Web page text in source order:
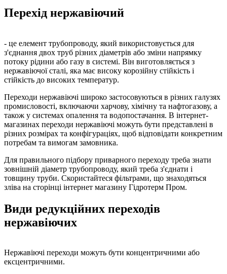
Перехід нержавіючий
- це елемент трубопроводу, який використовується для
з'єднання двох труб різних діаметрів або зміни напрямку
потоку рідини або газу в системі. Він виготовляється з
нержавіючої сталі, яка має високу корозійну стійкість і
стійкість до високих температур.
Переходи нержавіючі широко застосовуються в різних галузях
промисловості, включаючи харчову, хімічну та нафтогазову, а
також у системах опалення та водопостачання. В інтернет-
магазинах переходи нержавіючі можуть бути представлені в
різних розмірах та конфігураціях, щоб відповідати конкретним
потребам та вимогам замовника.
Для правильного підбору приварного переходу треба знати
зовнішній діаметр трубопроводу, який треба з'єднати і
товщину труби. Скористайтеся фільтрами, що знаходяться
зліва на сторінці інтернет магазину Гідротерм Пром.
Види редукційних переходів
нержавіючих
Нержавіючі переходи можуть бути концентричними або
ексцентричними.